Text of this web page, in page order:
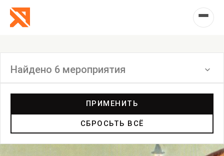
Найдено 6 мероприятия
Инсталляция
ПРИМЕНИТЬ
СБРОСЬТЬ ВСЁ